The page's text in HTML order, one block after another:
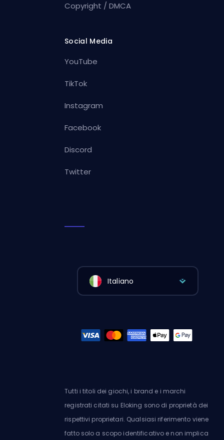
Copyright / DMCA
Social Media
YouTube
TikTok
Instagram
Facebook
Discord
Twitter
Italiano
Tutti i titoli dei giochi, i brand e i marchi
registrati citati su Eloking sono di proprietà dei
rispettivi proprietari. Qualsiasi riferimento viene
fatto solo a scopo identificativo e non implica